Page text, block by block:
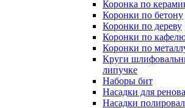
Коронка по
Коронки по бетону
Коронки по дереву
Коронки по
Коронки по
Круги
липучке
Наборы бит
Насадки для
Насадки